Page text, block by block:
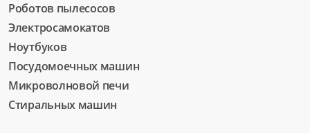
Роботов пылесосов
Электросамокатов
Ноутбуков
Посудомоечных машин
Микроволновой печи
Стиральных машин